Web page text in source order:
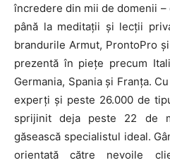
încredere din mii de domenii
până la meditații și lecții
brandurile Armut, ProntoPro
prezentă în piețe precum
Germania, Spania și Franța.
experți și peste 26.000 de
sprijinit deja peste 22 de
găsească specialistul ideal.
orientată către nevoile